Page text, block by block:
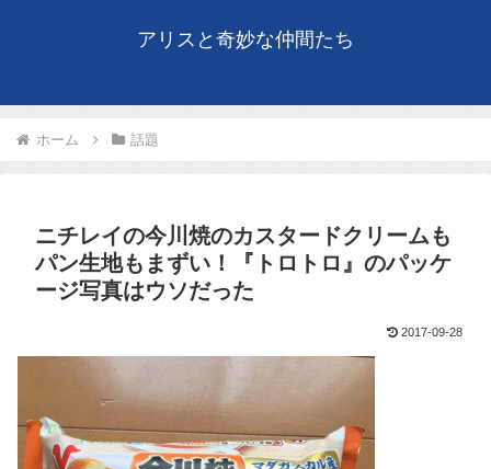
アリスと奇妙な仲間たち
ホーム 話題
ニチレイの今川焼のカスタードクリームも
パン生地もまずい！『トロトロ』のパッケ
ージ写真はウソだった
2017-09-28